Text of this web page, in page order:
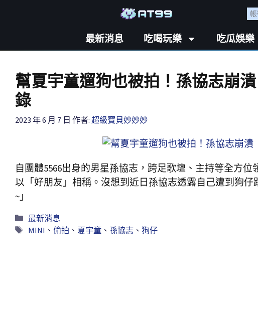
最新消息 吃喝玩樂 吃瓜娛樂
幫夏宇童遛狗也被拍！孫協志崩
錄
2023 年 6 月 7 日 作者: 超級寶貝妙妙妙
自團體5566出身的男星孫協志，跨足歌壇、主持等全方
以「好朋友」相稱。沒想到近日孫協志透露自己遭到狗
~」
最新消息
MINI 、 偷拍 、 夏宇童、 孫協志、 狗仔